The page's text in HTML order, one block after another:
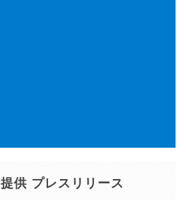
供 プレスリリース